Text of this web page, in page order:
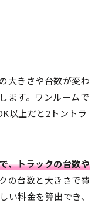
大きさや台数が変わ
ます。ワンルームで
以上だと2トントラ
、トラックの台数や
の台数と大きさで費
い料金を算出でき、